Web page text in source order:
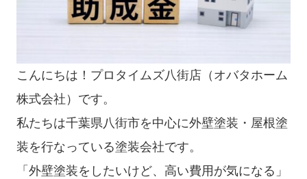
こんにちは！プロタイムズ八街店（オバタホーム
株式会社）です。
私たちは千葉県八街市を中心に外壁塗装・屋根塗
装を行なっている塗装会社です。
「外壁塗装をしたいけど、高い費用が気になる」